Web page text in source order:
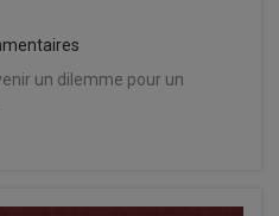
un dilemme pour un